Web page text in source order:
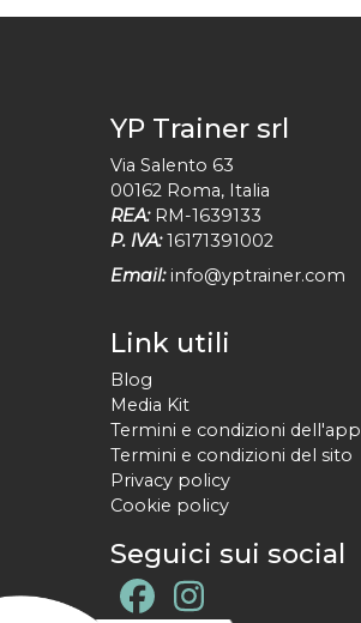
YP Trainer srl
Via Salento 63
00162 Roma, Italia
REA: RM-1639133
P. IVA: 16171391002
Email: info@yptrainer.com
Link utili
Blog
Media Kit
Termini e condizioni dell'app
Termini e condizioni del sito
Privacy policy
Cookie policy
Seguici sui social